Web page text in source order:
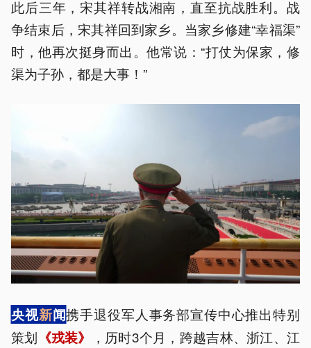
此后三年，宋其祥转战湘南，直至抗战胜利。战
争结束后，宋其祥回到家乡。当家乡修建“幸福渠”
时，他再次挺身而出。他常说：“打仗为保家，修
渠为子孙，都是大事！”
央视新闻携手退役军人事务部宣传中心推出特别
策划 《戎装》
，历时3个月，跨越吉林、浙江、江